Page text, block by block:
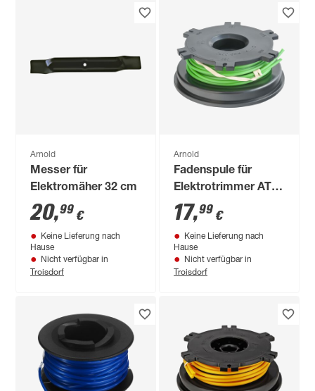
Arnold
Messer für
Elektromäher 32 cm
20,99 €
Keine Lieferung nach
Hause
Nicht verfügbar in
Troisdorf
Arnold
Fadenspule für
Elektrotrimmer AT
12.1
17,99 €
Keine Lieferung nach
Hause
Nicht verfügbar in
Troisdorf